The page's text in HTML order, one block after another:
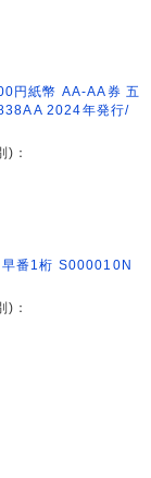
円紙幣 AA-AA券 五
2024年発行/
)：
番1桁 S000010N
)：